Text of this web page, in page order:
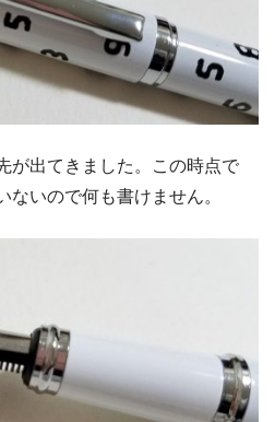
が出てきました。この時点で
ないので何も書けません。